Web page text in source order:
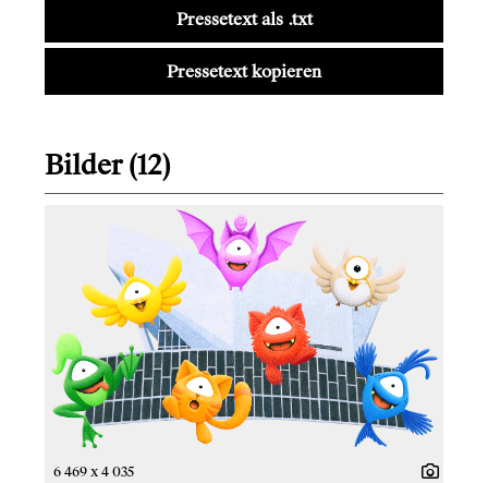
Pressetext als .txt
Pressetext kopieren
Bilder (12)
6 469 x 4 035